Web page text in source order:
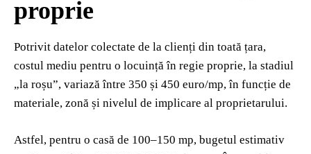
proprie
Potrivit datelor colectate de la clienți din toată țara,
costul mediu pentru o locuință în regie proprie, la stadiul
„la roșu”, variază între 350 și 450 euro/mp, în funcție de
materiale, zonă și nivelul de implicare al proprietarului.
Astfel, pentru o casă de 100–150 mp, bugetul estimativ